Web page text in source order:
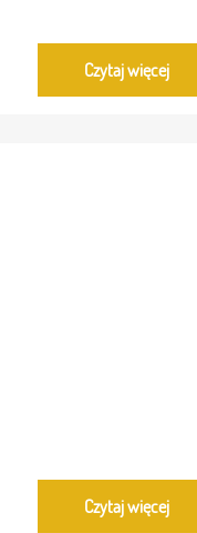
Czytaj więcej
Czytaj więcej